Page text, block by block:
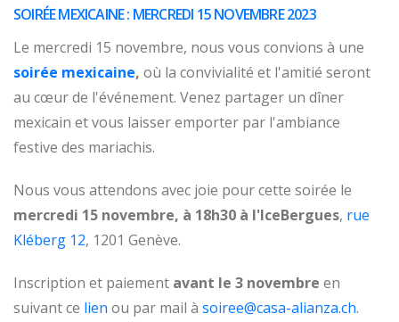
SOIRÉE MEXICAINE : MERCREDI 15 NOVEMBRE 2023
Le mercredi 15 novembre, nous vous convions à une
soirée mexicaine, où la convivialité et l'amitié seront
au cœur de l'événement. Venez partager un dîner
mexicain et vous laisser emporter par l'ambiance
festive des mariachis.
Nous vous attendons avec joie pour cette soirée le
mercredi 15 novembre, à 18h30 à l'IceBergues, rue
Kléberg 12, 1201 Genève.
Inscription et paiement avant le 3 novembre en
suivant ce lien ou par mail à soiree@casa-alianza.ch.